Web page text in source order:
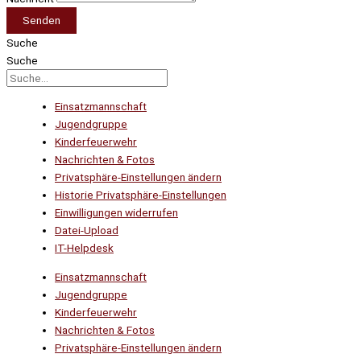
Senden
Suche
Suche
Einsatzmannschaft
Jugendgruppe
Kinderfeuerwehr
Nachrichten & Fotos
Privatsphäre-Einstellungen ändern
Historie Privatsphäre-Einstellungen
Einwilligungen widerrufen
Datei-Upload
IT-Helpdesk
Einsatzmannschaft
Jugendgruppe
Kinderfeuerwehr
Nachrichten & Fotos
Privatsphäre-Einstellungen ändern